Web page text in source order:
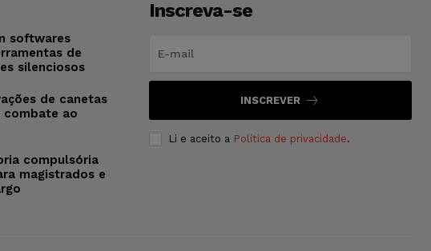
softwares
de
silenciosos
de canetas
combate ao
compulsória
magistrados e
Inscreva-se
INSCREVER
Li e aceito a Política de privacidade.